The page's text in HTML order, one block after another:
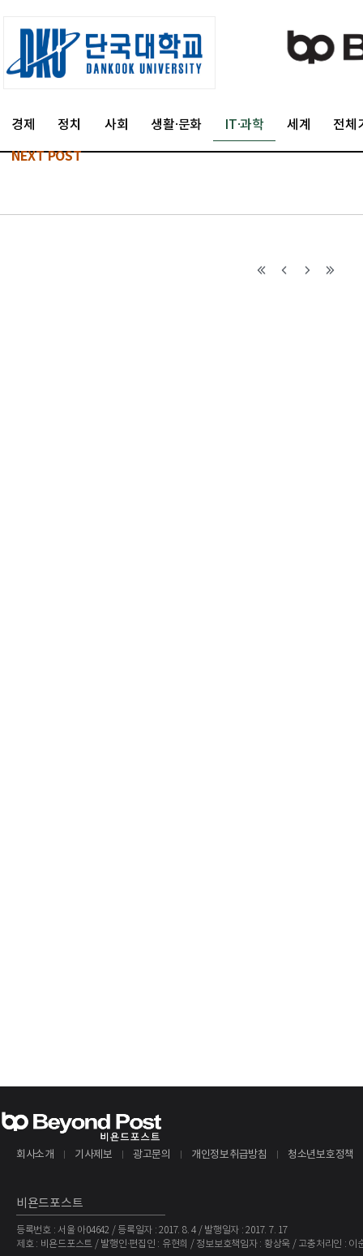
경제 정치 사회 생활·문화 IT·과학 세계 전체
NEXT POST
회사소개 기사제보 광고문의 개인정보취급방침 청소년보호정책
비욘드포스트
등록번호 : 서울 아04642 / 등록일자 : 2017. 8. 4 / 발행일자 : 2017. 7. 17
제호 : 비욘드포스트 / 발행인·편집인 : 유현희 / 정보보호책임자 : 황상욱 / 고충처리인 : 이